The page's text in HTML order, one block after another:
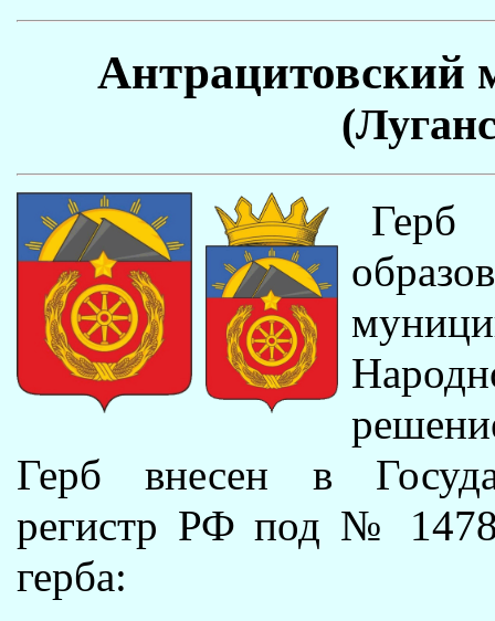
Антрацитовский
Герб
Герб внесен в
регистр РФ под №
герба: